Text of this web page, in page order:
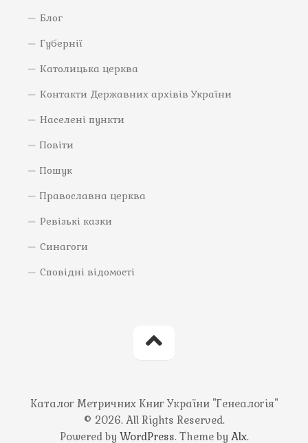
Блог
Губернії
Католицька церква
Контакти Державних архівів України
Населені пункти
Повіти
Пошук
Православна церква
Ревізькі казки
Синагоги
Сповідні відомості
Каталог Метричних Книг України "Генеалогія"
© 2026. All Rights Reserved.
Powered by WordPress. Theme by Alx.